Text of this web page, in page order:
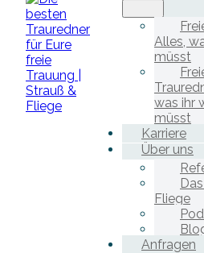
Alles,
müsst
was ihr
müsst
Karriere
Über uns
Fliege
Anfragen